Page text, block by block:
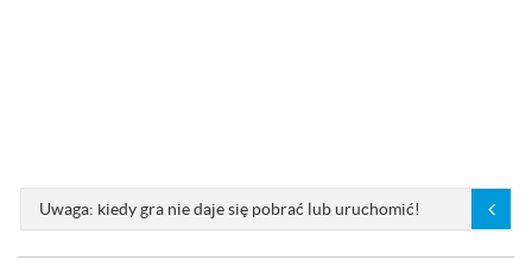
Uwaga: kiedy gra nie daje się pobrać lub uruchomić!